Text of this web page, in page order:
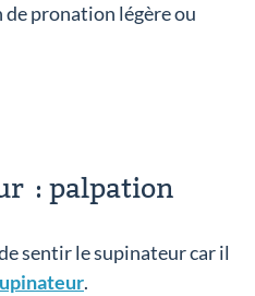
pronation légère ou
: palpation
sentir le supinateur car il
.